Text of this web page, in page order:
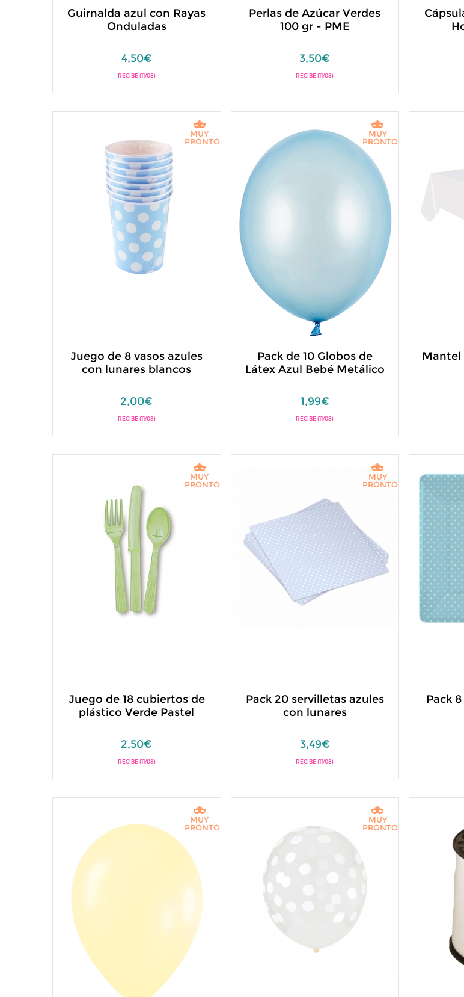
Guirnalda azul con Rayas
Onduladas
4,50€
RECIBE (11/08)
Perlas de Azúcar Verdes
100 gr - PME
3,50€
RECIBE (11/08)
Juego de 8 vasos azules
con lunares blancos
2,00€
RECIBE (11/08)
MUY
PRONTO
Pack de 10 Globos de
Látex Azul Bebé Metálico
1,99€
RECIBE (11/08)
MUY
PRONTO
Mantel
Juego de 18 cubiertos de
plástico Verde Pastel
2,50€
RECIBE (11/08)
MUY
PRONTO
Pack 20 servilletas azules
con lunares
3,49€
RECIBE (11/08)
MUY
PRONTO
Pack
MUY
PRONTO
MUY
PRONTO